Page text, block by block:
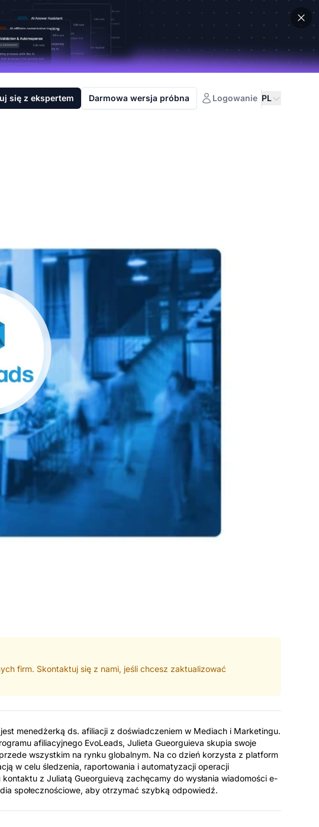
się z ekspertem Darmowa wersja próbna Logowanie PL
firm. Skontaktuj się z nami, jeśli chcesz zaktualizować
menedżerką ds. afiliacji z doświadczeniem w Mediach i Marketingu.
afiliacyjnego EvoLeads, Julieta Gueorguieva skupia swoje
wszystkim na rynku globalnym. Na co dzień korzysta z platform
w celu śledzenia, raportowania i automatyzacji operacji
z Juliatą Gueorguievą zachęcamy do wysłania wiadomości e-
społecznościowe, aby otrzymać szybką odpowiedź.